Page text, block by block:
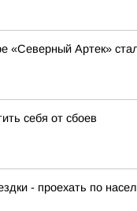
«Северный Артек»
себя от сбоев
- проехать по